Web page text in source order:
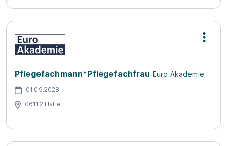
Pflegefachmann*Pflegefachfrau Euro Akademie
01.09.2028
06112 Halle